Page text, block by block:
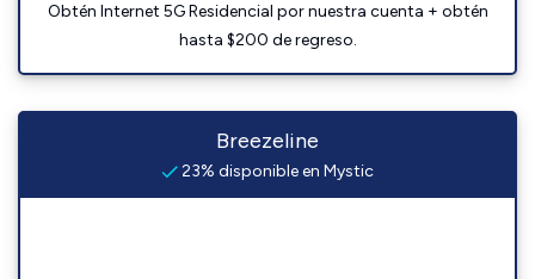
Obtén Internet 5G Residencial por nuestra cuenta + obtén
hasta $200 de regreso.
Breezeline
23% disponible en Mystic